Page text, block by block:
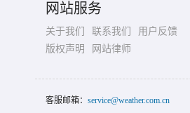
网站服务
关于我们 联系我们
用户反馈
版权声明
网站律师
客服邮箱： service@weather.com.cn